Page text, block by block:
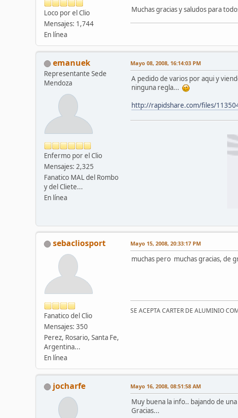
Loco por el Clio
Mensajes: 1,744
En línea
Muchas gracias y saludos para
emanuek
Representante Sede
Mendoza
Enfermo por el Clio
Mensajes: 2,325
Fanatico MAL del Rombo
y del Cliete...
En línea
Mayo 08, 2008, 16:14:03 PM
A pedido de varios por aqui y
ninguna regla...
http://rapidshare.com/files/
sebacliosport
Fanatico del Clio
Mensajes: 350
Perez, Rosario, Santa Fe,
Argentina...
En línea
Mayo 15, 2008, 20:33:17 PM
muchas pero muchas gracias, de
SE ACEPTA CARTER DE ALUMINIO
jocharfe Mayo 16, 2008, 08:51:58 AM
Muy buena la info.. bajando de
Gracias...